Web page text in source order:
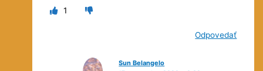
1
Odpovedať
Sun Belangelo